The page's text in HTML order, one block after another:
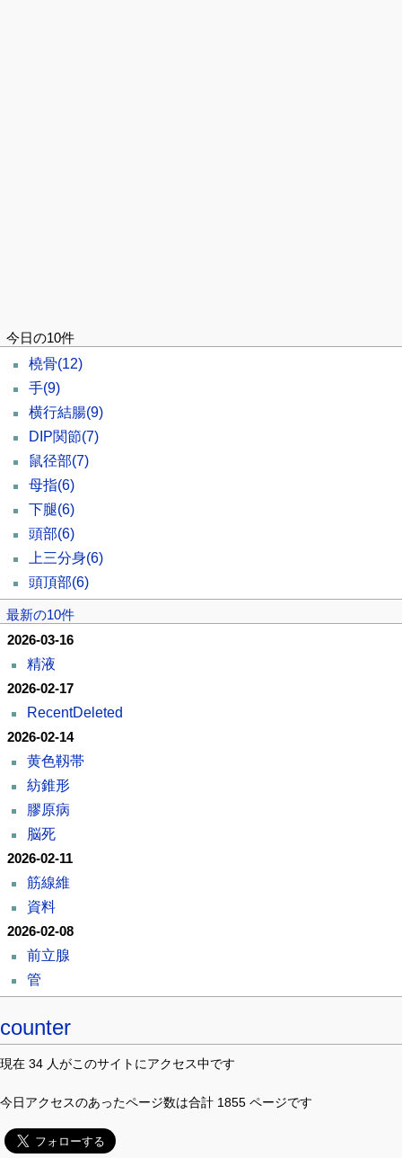
今日の10件
橈骨(12)
手(9)
横行結腸(9)
DIP関節(7)
鼠径部(7)
母指(6)
下腿(6)
頭部(6)
上三分身(6)
頭頂部(6)
最新の10件
2026-03-16
精液
2026-02-17
RecentDeleted
2026-02-14
黄色靱帯
紡錐形
膠原病
脳死
2026-02-11
筋線維
資料
2026-02-08
前立腺
管
counter
現在 34 人がこのサイトにアクセス中です
今日アクセスのあったページ数は合計 1855 ページです